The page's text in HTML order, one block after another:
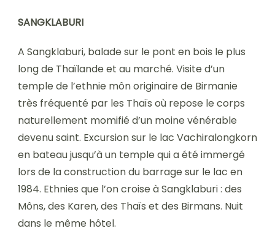
SANGKLABURI
A Sangklaburi, balade sur le pont en bois le plus
long de Thaïlande et au marché. Visite d’un
temple de l’ethnie môn originaire de Birmanie
très fréquenté par les Thaïs où repose le corps
naturellement momifié d’un moine vénérable
devenu saint. Excursion sur le lac Vachiralongkorn
en bateau jusqu’à un temple qui a été immergé
lors de la construction du barrage sur le lac en
1984. Ethnies que l’on croise à Sangklaburi : des
Môns, des Karen, des Thaïs et des Birmans. Nuit
dans le même hôtel.